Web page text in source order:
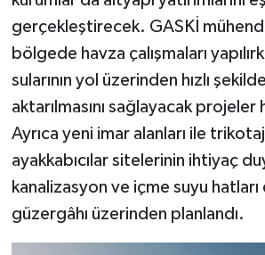
gerçekleştirecek. GASKİ
bölgede havza çalışmaları
sularının yol üzerinden hızlı
aktarılmasını sağlayacak projeler
Ayrıca yeni imar alanları ile
ayakkabıcılar sitelerinin ihtiyaç
kanalizasyon ve içme suyu hatları
güzergâhı üzerinden planlandı.